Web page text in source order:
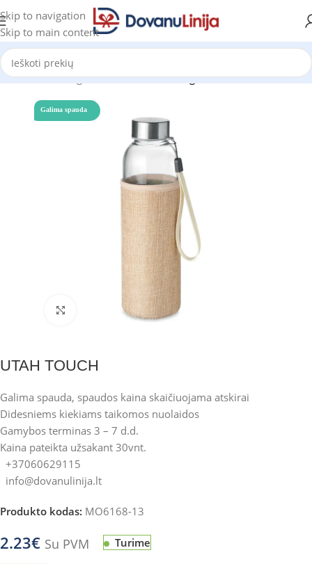
Skip to navigation
Skip to main content
Pradžia Katalogas Gertuvės Stiklinės gertuvės
Galima spauda
Click to enlarge
UTAH TOUCH
Galima spauda, spaudos kaina skaičiuojama atskirai
Didesniems kiekiams taikomos nuolaidos
Gamybos terminas 3 – 7 d.d.
Kaina pateikta užsakant 30vnt.
+37060629115
info@dovanulinija.lt
Produkto kodas: MO6168-13
2.23€ Su PVM Turime